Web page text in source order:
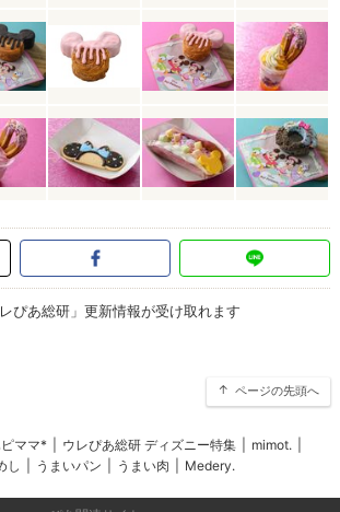
ぴあ総研」更新情報が受け取れます
ページの先頭へ
ママ* ウレぴあ総研 ディズニー特集 mimot.
し
うまいパン うまい肉 Medery.